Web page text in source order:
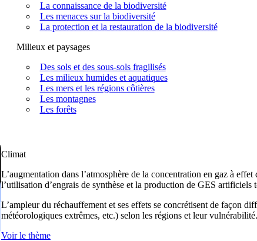
La connaissance de la biodiversité
Les menaces sur la biodiversité
La protection et la restauration de la biodiversité
Milieux et paysages
Des sols et des sous-sols fragilisés
Les milieux humides et aquatiques
Les mers et les régions côtières
Les montagnes
Les forêts
Climat
L’augmentation dans l’atmosphère de la concentration en gaz à
l’utilisation d’engrais de synthèse et la production de GES
L’ampleur du réchauffement et ses effets se concrétisent de façon
météorologiques extrêmes, etc.) selon les régions et leur vulnérabilité.
Voir le thème